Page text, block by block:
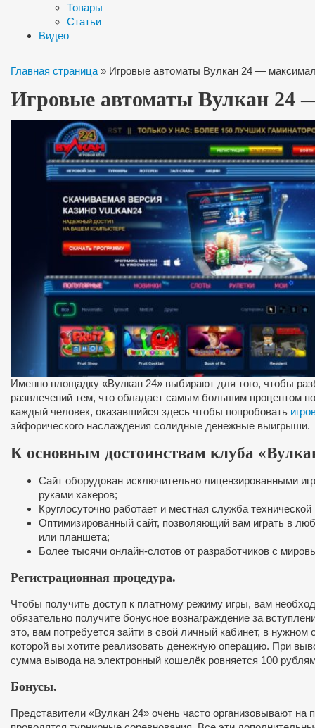
Товары
Статьи
Видео
Главная страница » Игровые автоматы Вулкан 24 —
Игровые автоматы Вулкан 24
Именно площадку «Вулкан 24» выбирают для того, чтобы
развлечений тем, что обладает самым большим процентом
каждый человек, оказавшийся здесь чтобы попробовать
эйфорического наслаждения солидные денежные выигрыши.
К основным достоинствам клуба
Сайт оборудован исключительно лицензированными
руками хакеров;
Круглосуточно работает и местная служба
Оптимизированный сайт, позволяющий вам играть в
или планшета;
Более тысячи онлайн-слотов от разработчиков с
Регистрационная процедура.
Чтобы получить доступ к платному режиму игры, вам
обязательно получите бонусное вознаграждение за
это, вам потребуется зайти в свой личный кабинет, в
которой вы хотите реализовать денежную операцию. При
сумма вывода на электронный кошелёк ровняется 100
Бонусы.
Представители «Вулкан 24» очень часто организовывают